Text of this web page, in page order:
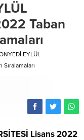
Taban
EYLÜL
Lisans 2022